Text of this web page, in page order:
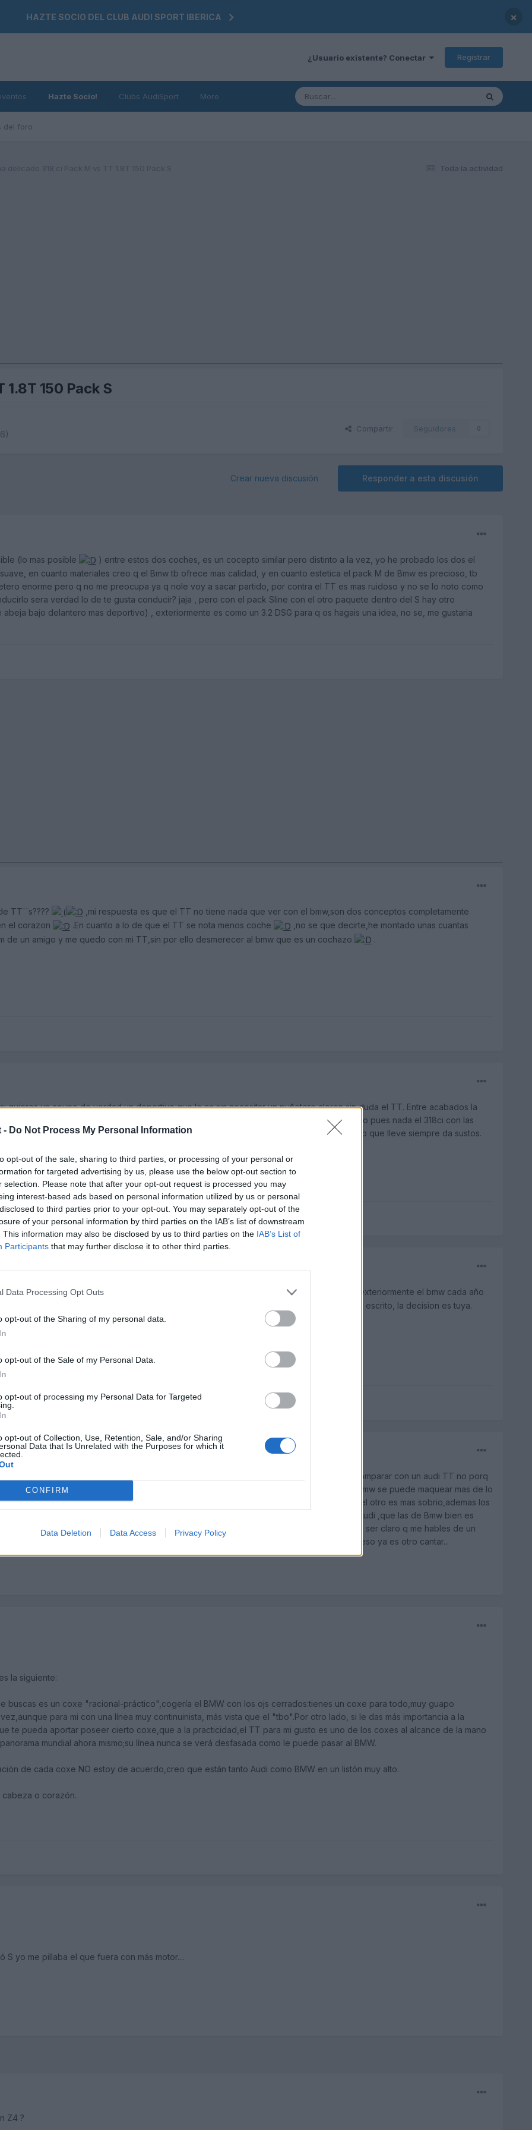
- Do Not Process My Personal Information
opt-out of the sale, sharing to third parties, or processing of your personal or
for targeted advertising by us, please use the below opt-out section to
selection. Please note that after your opt-out request is processed you may
interest-based ads based on personal information utilized by us or personal
to third parties prior to your opt-out. You may separately opt-out of the
of your personal information by third parties on the IAB’s list of downstream
This information may also be disclosed by us to third parties on the IAB’s List of
Participants that may further disclose it to other third parties.
Data Processing Opt Outs
opt-out of the Sharing of my personal data.
opt-out of the Sale of my Personal Data.
opt-out of processing my Personal Data for Targeted
opt-out of Collection, Use, Retention, Sale, and/or Sharing
Data that Is Unrelated with the Purposes for which it
CONFIRM
Data Deletion Data Access Privacy Policy
HAZTE SOCIO DEL CLUB AUDI SPORT IBERICA ×
¿Usuario existente? Conectar Registrar
del foro
Hazte Socio! Clubs AudiSport More
Toda la actividad
1.8T 150 Pack S
Compartir Seguidores 0
Responder a esta discusión
Crear nueva discusión
(lo mas posible
) entre estos dos coches, es un cocepto similar pero distinto a la vez, yo he probado los dos el
en cuanto materiales creo q el Bmw tb ofrece mas calidad, y en cuanto estetica el pack M de Bmw es precioso, tb
enorme pero q no me preocupa ya q nole voy a sacar partido, por contra el TT es mas ruidoso y no se lo noto como
sera verdad lo de te gusta conducir? jaja , pero con el pack Sline con el otro paquete dentro del S hay otro
bajo delantero mas deportivo) , exteriormente es como un 3.2 DSG para q os hagais una idea, no se, me gustaria
TT´´s????
,mi respuesta es que el TT no tiene nada que ver con el bmw,son dos conceptos completamente
el corazon
.En cuanto a lo de que el TT se nota menos coche
,no se que decirte,he montado unas cuantas
de un amigo y me quedo con mi TT,sin por ello desmerecer al bmw que es un cochazo
.
quieres un coupe de verdad un deportivo que lo es sin necesitar un puñetero aleron sin duda el TT. Entre acabados la
importantes. Ahora, si quieres un berlina con alerones para darle un toque deportivo pues nada el 318ci con las
maletero,plazas traseras...etc Recuerda el tema de la traccion trasera que por mucho esp que lleve siempre da sustos.
un bmw con un tt?, creo q a nivel interior el bmw es bastante mas espartano q el del tt, exteriormente el bmw cada año
cuantos años exactamente igual........
........opina tu, pero majo para gustos no hay nada escrito, la decision es tuya.
creo q es una interpretacion algo valiente por tu parte.
distintos pero la verdad esq aunq el Bmw es un buen coche y demas,no se puede comparar con un audi TT no porq
es porq tu ves uno y otro y la verdad me parece q las cosas estan bastante claras.El Bmw se puede maquear mas de lo
si el TT no viene con el S line ya de por si es bonito y te "engancha" nada mas verlo el otro es mas sobrio,ademas los
para mi,me gustan mas la reacciones del TT y en general la de los motores gasolina de Audi ,que las de Bmw bien es
he probado pero he probado el 320ci el 323ci y el 328ci y es otra filosofia la de Bmw..a no ser claro q me hables de un
que callar porq me falto poco para caer en su influjo
jeje pero eso ya es otro cantar...
la siguiente:
buscas es un coxe "racional-práctico",cogería el BMW con los ojs cerrados:tienes un coxe para todo,muy guapo
para mi con una línea muy continuinista, más vista que el "tbo".Por otro lado, si le das más importancia a la
te pueda aportar poseer cierto coxe,que a la practicidad,el TT para mi gusto es uno de los coxes al alcance de la mano
mundial ahora mismo;su línea nunca se verá desfasada como le puede pasar al BMW.
de cada coxe NO estoy de acuerdo,creo que están tanto Audi como BMW en un listón muy alto.
cabeza o corazón.
S yo me pillaba el que fuera con más motor....
Z4 ?